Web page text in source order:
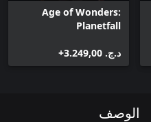
Age of Wonders:
Planetfall
د.ج.‏ 3.249,00+
الوصف